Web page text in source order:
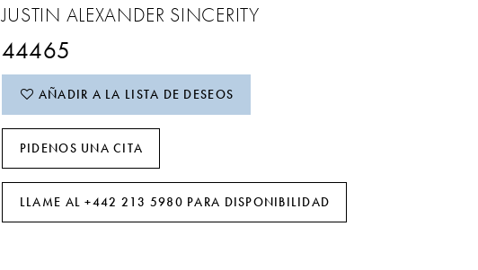
JUSTIN ALEXANDER SINCERITY
44465
AÑADIR A LA LISTA DE DESEOS
PIDENOS UNA CITA
LLAME AL +442 213 5980 PARA DISPONIBILIDAD